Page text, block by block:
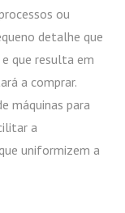
ou
detalhe que
que resulta em
a comprar.
máquinas para
a
uniformizem a